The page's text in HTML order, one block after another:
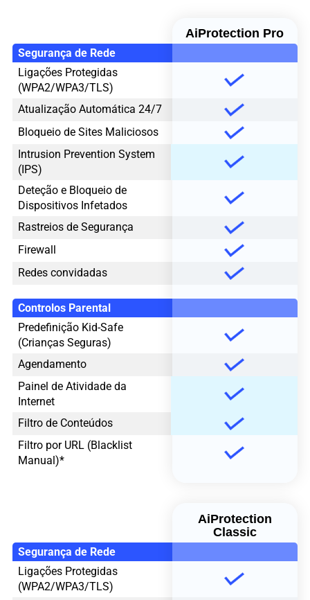
AiProtection Pro
Segurança de Rede
Ligações Protegidas
(WPA2/WPA3/TLS)
Atualização Automática 24/7
Bloqueio de Sites Maliciosos
Intrusion Prevention System
(IPS)
Deteção e Bloqueio de
Dispositivos Infetados
Rastreios de Segurança
Firewall
Redes convidadas
Controlos Parental
Predefinição Kid-Safe
(Crianças Seguras)
Agendamento
Painel de Atividade da
Internet
Filtro de Conteúdos
Filtro por URL (Blacklist
Manual)*
AiProtection
Classic
Segurança de Rede
Ligações Protegidas
(WPA2/WPA3/TLS)